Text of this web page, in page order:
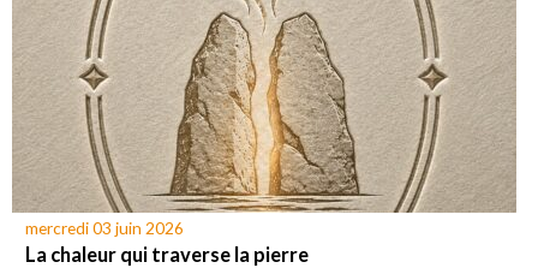
mercredi 03 juin 2026
La chaleur qui traverse la pierre